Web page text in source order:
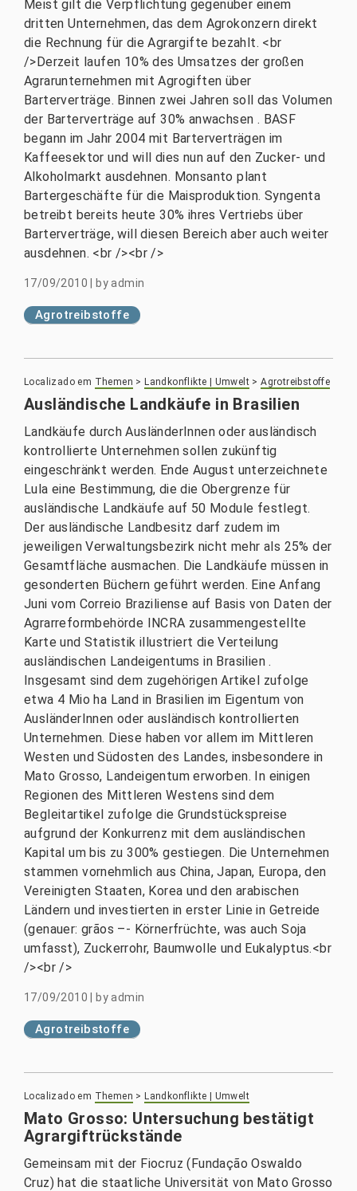
Meist gilt die Verpflichtung gegenüber einem
dritten Unternehmen, das dem Agrokonzern direkt
die Rechnung für die Agrargifte bezahlt. <br
/>Derzeit laufen 10% des Umsatzes der großen
Agrarunternehmen mit Agrogiften über
Barterverträge. Binnen zwei Jahren soll das Volumen
der Barterverträge auf 30% anwachsen . BASF
begann im Jahr 2004 mit Barterverträgen im
Kaffeesektor und will dies nun auf den Zucker- und
Alkoholmarkt ausdehnen. Monsanto plant
Bartergeschäfte für die Maisproduktion. Syngenta
betreibt bereits heute 30% ihres Vertriebs über
Barterverträge, will diesen Bereich aber auch weiter
ausdehnen. <br /><br />
17/09/2010 byadmin
Agrotreibstoffe
Localizado em Themen > Landkonflikte | Umwelt >Agrotreibstoffe
Ausländische Landkäufe in Brasilien
Landkäufe durch AusländerInnen oder ausländisch
kontrollierte Unternehmen sollen zukünftig
eingeschränkt werden. Ende August unterzeichnete
Lula eine Bestimmung, die die Obergrenze für
ausländische Landkäufe auf 50 Module festlegt.
Der ausländische Landbesitz darf zudem im
jeweiligen Verwaltungsbezirk nicht mehr als 25% der
Gesamtfläche ausmachen. Die Landkäufe müssen in
gesonderten Büchern geführt werden. Eine Anfang
Juni vom Correio Braziliense auf Basis von Daten der
Agrarreformbehörde INCRA zusammengestellte
Karte und Statistik illustriert die Verteilung
ausländischen Landeigentums in Brasilien .
Insgesamt sind dem zugehörigen Artikel zufolge
etwa 4 Mio ha Land in Brasilien im Eigentum von
AusländerInnen oder ausländisch kontrollierten
Unternehmen. Diese haben vor allem im Mittleren
Westen und Südosten des Landes, insbesondere in
Mato Grosso, Landeigentum erworben. In einigen
Regionen des Mittleren Westens sind dem
Begleitartikel zufolge die Grundstückspreise
aufgrund der Konkurrenz mit dem ausländischen
Kapital um bis zu 300% gestiegen. Die Unternehmen
stammen vornehmlich aus China, Japan, Europa, den
Vereinigten Staaten, Korea und den arabischen
Ländern und investierten in erster Linie in Getreide
(genauer: grãos –- Körnerfrüchte, was auch Soja
umfasst), Zuckerrohr, Baumwolle und Eukalyptus.<br
/><br />
17/09/2010 byadmin
Agrotreibstoffe
Localizado em Themen > Landkonflikte | Umwelt
Mato Grosso: Untersuchung bestätigt
Agrargiftrückstände
Gemeinsam mit der Fiocruz (Fundação Oswaldo
Cruz) hat die staatliche Universität von Mato Grosso